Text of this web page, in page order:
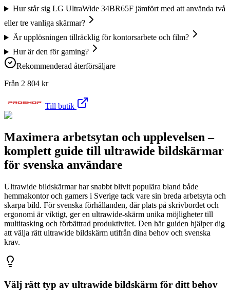
Hur står sig LG UltraWide 34BR65F jämfört med att använda två
eller tre vanliga skärmar?
Är upplösningen tillräcklig för kontorsarbete och film?
Hur är den för gaming?
Rekommenderad återförsäljare
Från 2 804 kr
Till butik
Maximera arbetsytan och upplevelsen –
komplett guide till ultrawide bildskärmar
för svenska användare
Ultrawide bildskärmar har snabbt blivit populära bland både
hemmakontor och gamers i Sverige tack vare sin breda arbetsyta och
skarpa bild. För svenska förhållanden, där plats på skrivbordet och
ergonomi är viktigt, ger en ultrawide-skärm unika möjligheter till
multitasking och förbättrad produktivitet. Den här guiden hjälper dig
att välja rätt ultrawide bildskärm utifrån dina behov och svenska
krav.
Välj rätt typ av ultrawide bildskärm för ditt behov